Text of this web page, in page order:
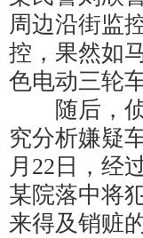
周边沿街监
控，果然如
色电动三轮车
随后，侦
究分析嫌疑
月22日，经
某院落中将
来得及销赃